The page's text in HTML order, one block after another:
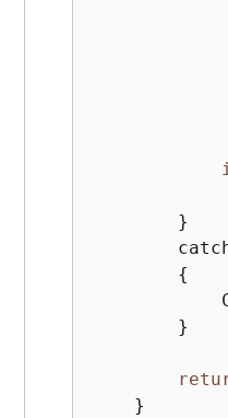
        }
{
        }
    }